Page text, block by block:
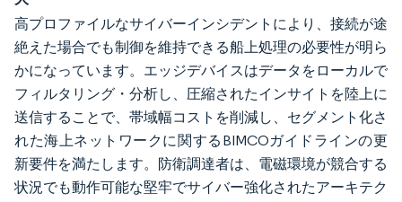
高プロファイルなサイバーインシデントにより、接続が途
絶えた場合でも制御を維持できる船上処理の必要性が明ら
かになっています。エッジデバイスはデータをローカルで
フィルタリング・分析し、圧縮されたインサイトを陸上に
送信することで、帯域幅コストを削減し、セグメント化さ
れた海上ネットワークに関するBIMCOガイドラインの更
新要件を満たします。防衛調達者は、電磁環境が競合する
状況でも動作可能な堅牢でサイバー強化されたアーキテク